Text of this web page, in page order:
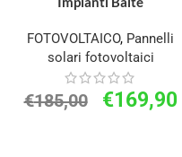
FOTOVOLTAICO, Pannelli
solari fotovoltaici
€185,00 €169,90